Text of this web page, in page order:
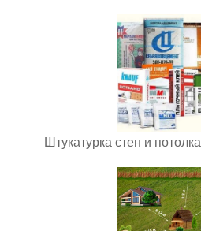
Штукатурка стен и